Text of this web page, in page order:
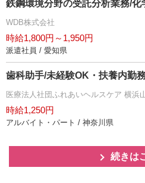
鉄鋼環境分野の受託分析業務/化
WDB株式会社
時給1,800円～1,950円
派遣社員 / 愛知県
歯科助手/未経験OK・扶養内勤
医療法人社団ふれあいヘルスケア 横浜
時給1,250円
アルバイト・パート / 神奈川県
続きは